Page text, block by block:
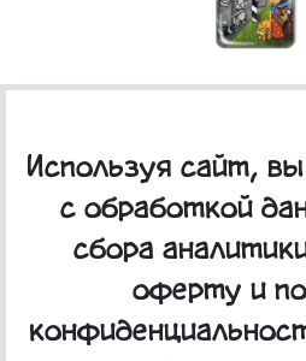
Используя сайт,
с обработкой
сбора
оферту и